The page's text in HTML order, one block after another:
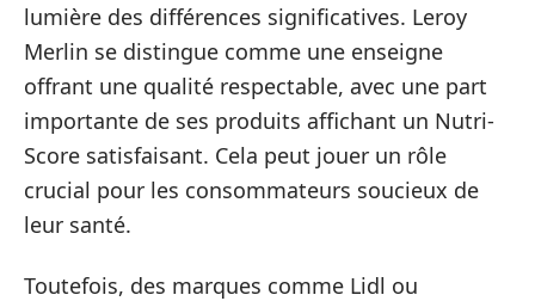
lumière des différences significatives. Leroy
Merlin se distingue comme une enseigne
offrant une qualité respectable, avec une part
importante de ses produits affichant un Nutri-
Score satisfaisant. Cela peut jouer un rôle
crucial pour les consommateurs soucieux de
leur santé.
Toutefois, des marques comme Lidl ou